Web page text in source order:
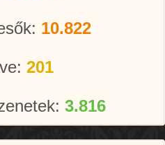
10.822
201
3.816